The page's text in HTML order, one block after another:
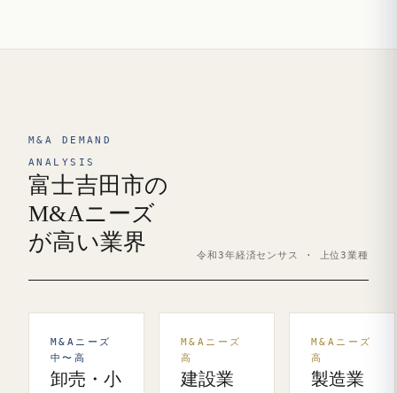
M&A DEMAND
ANALYSIS
富士吉田市の
M&Aニーズ
が高い業界
令和3年経済センサス · 上位3業種
M&Aニーズ
中〜高
卸売・小
M&Aニーズ
高
建設業
M&Aニーズ
高
製造業